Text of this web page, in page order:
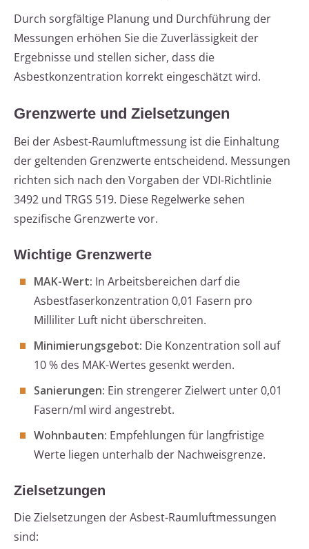
Durch sorgfältige Planung und Durchführung der
Messungen erhöhen Sie die Zuverlässigkeit der
Ergebnisse und stellen sicher, dass die
Asbestkonzentration korrekt eingeschätzt wird.
Grenzwerte und Zielsetzungen
Bei der Asbest-Raumluftmessung ist die Einhaltung
der geltenden Grenzwerte entscheidend. Messungen
richten sich nach den Vorgaben der VDI-Richtlinie
3492 und TRGS 519. Diese Regelwerke sehen
spezifische Grenzwerte vor.
Wichtige Grenzwerte
MAK-Wert: In Arbeitsbereichen darf die
Asbestfaserkonzentration 0,01 Fasern pro
Milliliter Luft nicht überschreiten.
Minimierungsgebot: Die Konzentration soll auf
10 % des MAK-Wertes gesenkt werden.
Sanierungen: Ein strengerer Zielwert unter 0,01
Fasern/ml wird angestrebt.
Wohnbauten: Empfehlungen für langfristige
Werte liegen unterhalb der Nachweisgrenze.
Zielsetzungen
Die Zielsetzungen der Asbest-Raumluftmessungen
sind: